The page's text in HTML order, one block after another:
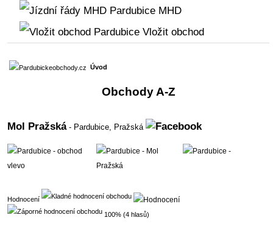
MHD
Vložit obchod
Úvod
Obchody A-Z
Mol Pražská- Pardubice, Pražská
Hodnocení
100% (4 hlasů)